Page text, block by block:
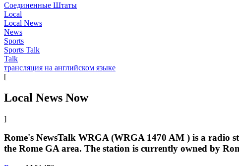
Соединенные Штаты
Local
Local News
News
Sports
Sports Talk
Talk
трансляция на английском языке
[
Local News Now
]
Rome's NewsTalk WRGA (WRGA 1470 AM ) is a radio
the Rome GA area. The station is currently owned by